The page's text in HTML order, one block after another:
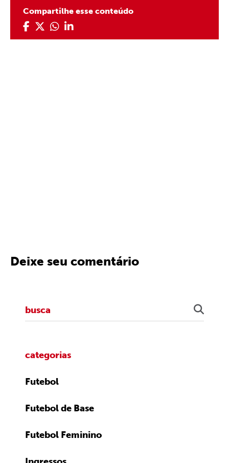
Compartilhe esse conteúdo
Deixe seu comentário
categorias
Futebol
Futebol de Base
Futebol Feminino